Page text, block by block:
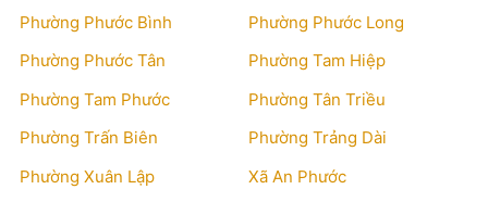
Phường Phước Bình
Phường Phước Long
Phường Phước Tân
Phường Tam Hiệp
Phường Tam Phước
Phường Tân Triều
Phường Trấn Biên
Phường Trảng Dài
Phường Xuân Lập
Xã An Phước